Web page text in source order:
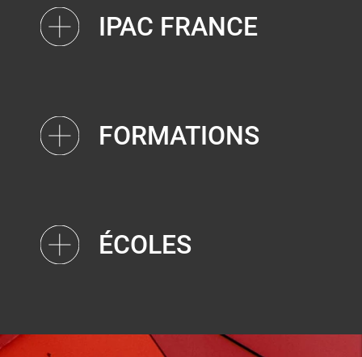
IPAC FRANCE
FORMATIONS
ÉCOLES